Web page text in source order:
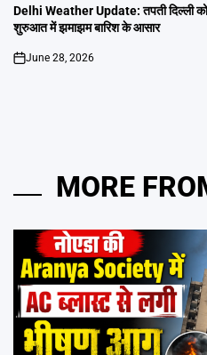
IN
Delhi Weather Update: तपती दिल्ली
शुरुआत में झमाझम बारिश के आसार
on
June 28, 2026
MORE